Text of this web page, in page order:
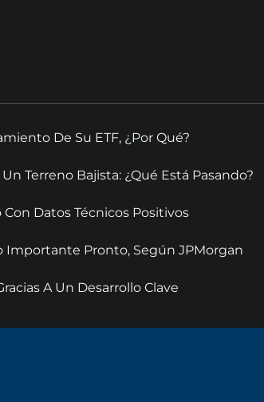
De Su ETF, ¿Por Qué?
Terreno Bajista: ¿Qué Está Pasando?
Datos Técnicos Positivos
Importante Pronto, Según JPMorgan
A Un Desarrollo Clave